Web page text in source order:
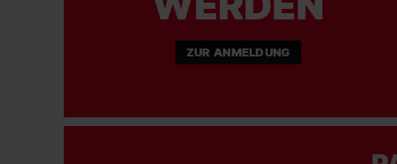
ZUR ANMELDUNG